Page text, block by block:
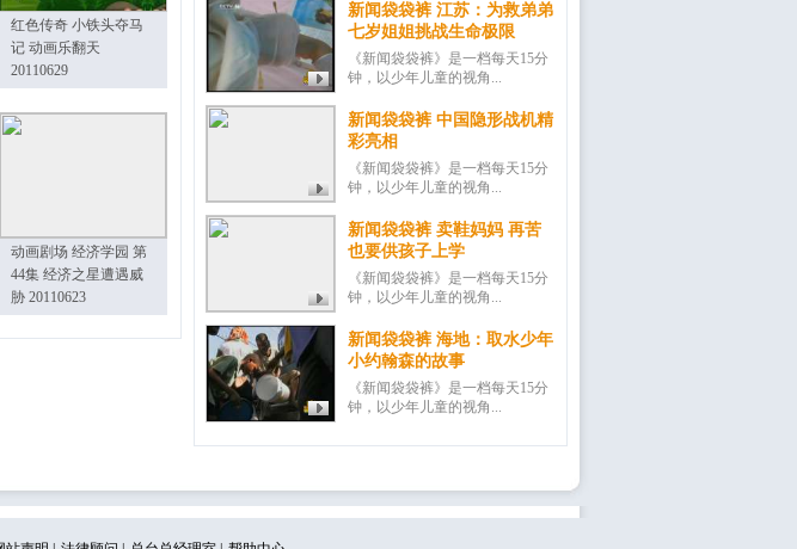
新闻袋袋裤 江苏：为救弟弟
七岁姐姐挑战生命极限
《新闻袋袋裤》是一档每天15分
钟，以少年儿童的视角...
新闻袋袋裤 中国隐形战机精
彩亮相
《新闻袋袋裤》是一档每天15分
钟，以少年儿童的视角...
新闻袋袋裤 卖鞋妈妈 再苦
也要供孩子上学
《新闻袋袋裤》是一档每天15分
钟，以少年儿童的视角...
新闻袋袋裤 海地：取水少年
小约翰森的故事
《新闻袋袋裤》是一档每天15分
钟，以少年儿童的视角...
红色传奇 小铁头夺马
记 动画乐翻天
20110629
动画剧场 经济学园 第
44集 经济之星遭遇威
胁 20110623